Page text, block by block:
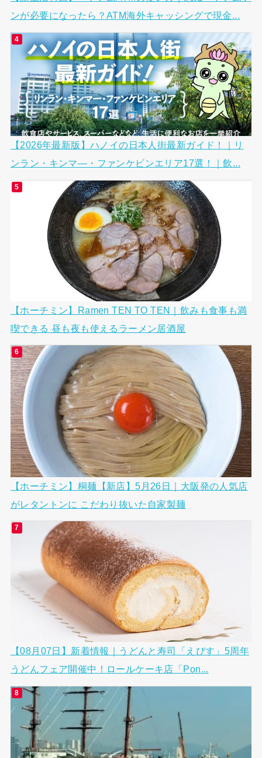
ンが必要になったら？ATM海外キャッシングで現金...
【2026年最新版】ハノイの日本人街最新ガイド！｜リ
ンラン・キンマ―・ファンケビンエリア17選！｜飲...
【ホーチミン】Ramen TEN TO TEN｜飲みも食事も満
喫できる 昼も夜も使えるラーメン居酒屋
【ホーチミン】桐麺【新店】5月26日｜大阪発の人気店
がレタントンに こだわり抜いた自家製麺
【08月07日】新着情報｜うどんと寿司「えびす」5周年
うどんフェア開催中！ロールケーキ店「Pon...